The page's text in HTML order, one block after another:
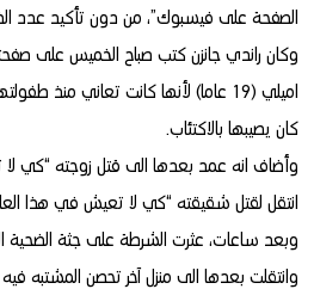
الصفحة على فيسبوك”، من دون تأكيد عدد
وكان راندي جانزن كتب صباح الخميس على
اميلي (19 عاما) لأنها كانت تعاني منذ
كان يصيبها بالاكتئاب.
وأضاف انه عمد بعدها الى قتل زوجته “كي لا
انتقل لقتل شقيقته “كي لا تعيش في هذا
وبعد ساعات، عثرت الشرطة على جثة الضحية
وانتقلت بعدها الى منزل آخر تحصن المشتبه فيه